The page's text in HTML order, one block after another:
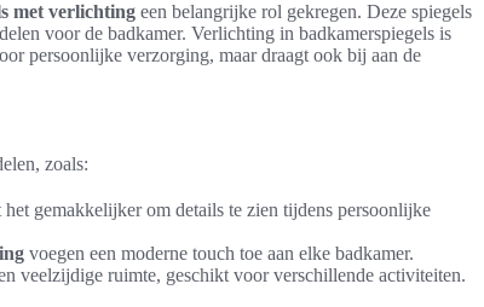
met verlichting een belangrijke rol gekregen. Deze spiegels
voor de badkamer. Verlichting in badkamerspiegels is
persoonlijke verzorging, maar draagt ook bij aan de
zoals:
gemakkelijker om details te zien tijdens persoonlijke
voegen een moderne touch toe aan elke badkamer.
veelzijdige ruimte, geschikt voor verschillende activiteiten.